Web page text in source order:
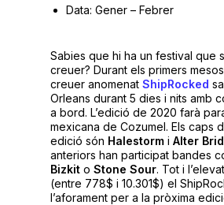
Data: Gener – Febrer
Sabies que hi ha un festival que
creuer? Durant els primers
creuer anomenat ShipRocked
Orleans durant 5 dies i nits amb
a bord. L’edició de 2020 farà
mexicana de Cozumel. Els caps
edició són Halestormi Alter
anteriors han participat bandes
Bizkito Stone Sour. Tot i
(entre 778$ i 10.301$) el
l’aforament per a la pròxima